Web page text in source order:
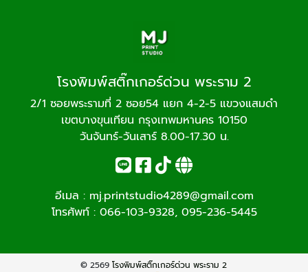
โรงพิมพ์สติ๊กเกอร์ด่วน พระราม 2
2/1 ซอยพระรามที่ 2 ซอย54 แยก 4-2-5 แขวงแสมดำ
เขตบางขุนเทียน กรุงเทพมหานคร 10150
วันจันทร์-วันเสาร์ 8.00-17.30 น.
อีเมล : mj.printstudio4289@gmail.com
โทรศัพท์ : 066-103-9328, 095-236-5445
© 2569โรงพิมพ์สติ๊กเกอร์ด่วน พระราม 2